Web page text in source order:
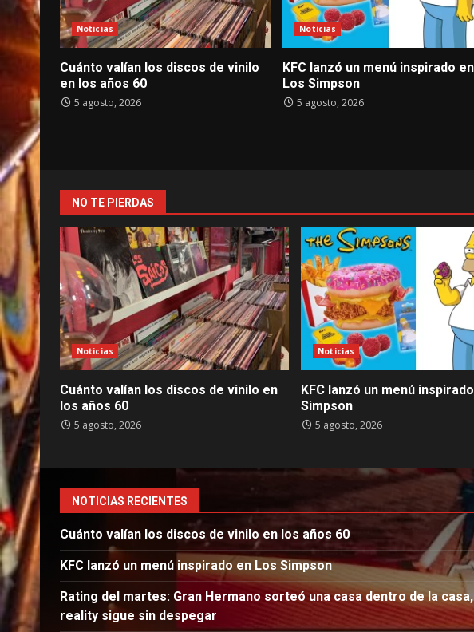
Noticias
Cuánto valían los discos de vinilo
en los años 60
5 agosto, 2026
Noticias
KFC lanzó un menú inspirado en
Los Simpson
5 agosto, 2026
NO TE PIERDAS
Noticias
Cuánto valían los discos de vinilo en
los años 60
5 agosto, 2026
Noticias
KFC lanzó un menú
Simpson
5 agosto, 2026
NOTICIAS RECIENTES
Cuánto valían los discos de vinilo en los años 60
KFC lanzó un menú inspirado en Los Simpson
Rating del martes: Gran Hermano sorteó una casa dentro de la
reality sigue sin despegar